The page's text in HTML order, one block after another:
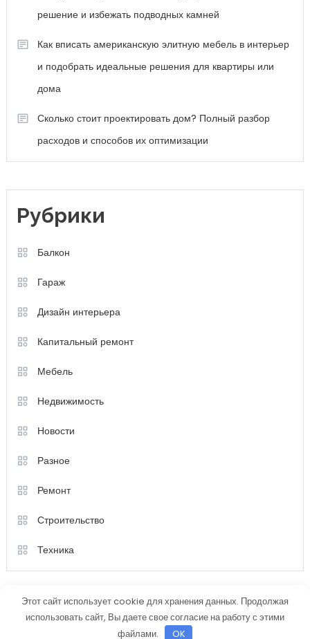
решение и избежать подводных камней
Как вписать американскую элитную мебель в интерьер
и подобрать идеальные решения для квартиры или
дома
Сколько стоит проектировать дом? Полный разбор
расходов и способов их оптимизации
Рубрики
Балкон
Гараж
Дизайн интерьера
Капитальный ремонт
Мебель
Недвижимость
Новости
Разное
Ремонт
Строительство
Техника
Тема: Color Magazine от
Этот сайт использует cookie для хранения данных. Продолжая
использовать сайт, Вы даете свое согласие на работу с этими
файлами.
OK